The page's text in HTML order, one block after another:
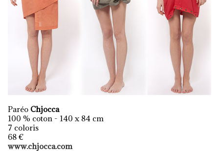
Paréo Chjocca
100 % coton - 140 x 84 cm
7 coloris
68 €
www.chjocca.com